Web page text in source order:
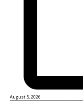
August 5, 2026